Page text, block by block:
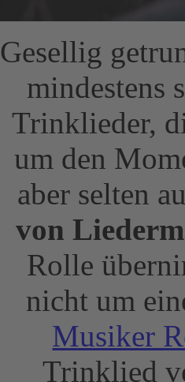
Gesellig
mindestens
Trinklieder,
um den
aber selten
von
Rolle
nicht um
Musiker
Trinklied